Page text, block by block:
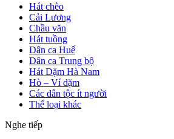
Hát chèo
Cải Lương
Chầu văn
Hát tuồng
Dân ca Huế
Dân ca Trung bộ
Hát Dặm Hà Nam
Hò – Ví dặm
Các dân tộc ít người
Thể loại khác
Nghe tiếp